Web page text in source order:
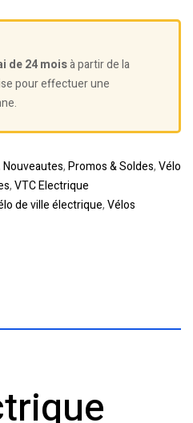
de 24 moisà partir de la
pour effectuer une
Nouveautes,Promos & Soldes,Vélo
,VTC Electrique
de ville électrique,Vélos